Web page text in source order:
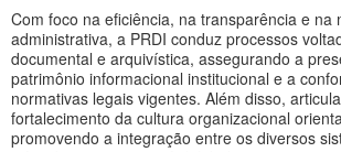
Com foco na eficiência, na transparência e na
administrativa, a PRDI conduz processos
documental e arquivística, assegurando a
patrimônio informacional institucional e a
normativas legais vigentes. Além disso,
fortalecimento da cultura organizacional
promovendo a integração entre os diversos